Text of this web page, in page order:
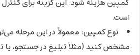
کمپین هزینه شود. این گزینه برای
است.
نوع کمپین: معمولاً در این مرحله
مشخص کنید (مثلاً تبلیغ در جستجو، یا